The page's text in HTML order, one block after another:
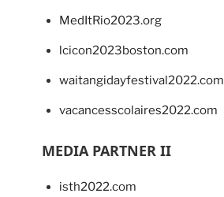
MedItRio2023.org
lcicon2023boston.com
waitangidayfestival2022.com
vacancesscolaires2022.com
MEDIA PARTNER II
isth2022.com